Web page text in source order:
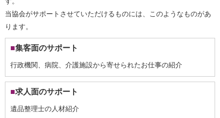
当協会がサポートさせていただけるものには、このようなものがあ
ります。
集客面のサポート
行政機関、病院、介護施設から寄せられたお仕事の紹介
求人面のサポート
遺品整理士の人材紹介